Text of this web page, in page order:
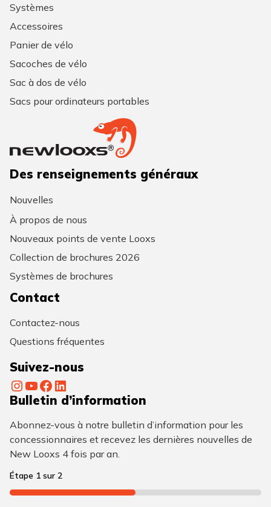
Systèmes
Accessoires
Panier de vélo
Sacoches de vélo
Sac à dos de vélo
Sacs pour ordinateurs portables
Des renseignements généraux
Nouvelles
À propos de nous
Nouveaux points de vente Looxs
Collection de brochures 2026
Systèmes de brochures
Contact
Contactez-nous
Questions fréquentes
Suivez-nous
InstagramYouTube Facebook LinkedIn
Bulletin d’information
Abonnez-vous à notre bulletin d’information pour les
concessionnaires et recevez les dernières nouvelles de
New Looxs 4 fois par an.
Étape 1 sur 2
50%